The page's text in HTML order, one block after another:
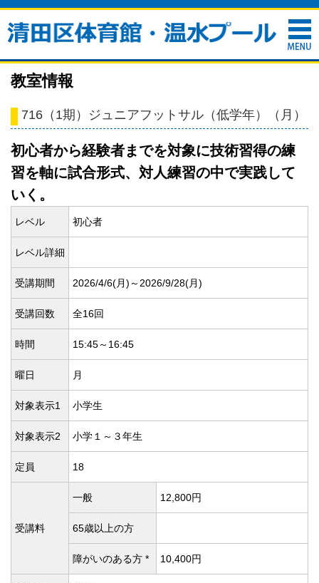
教室情報
716（1期）ジュニアフットサル（低学年）（月）
初心者から経験者までを対象に技術習得の練
習を軸に試合形式、対人練習の中で実践して
いく。
レベル 初心者
レベル詳細
受講期間 2026/4/6(月)～2026/9/28(月)
受講回数 全16回
時間 15:45～16:45
曜日 月
対象表示1 小学生
対象表示2 小学１～３年生
定員 18
受講料
一般 12,800円
65歳以上の方
障がいのある方 * 10,400円